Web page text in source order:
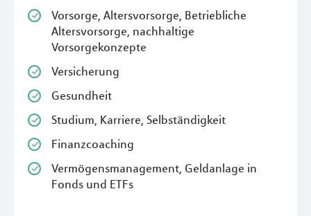
Vorsorge, Altersvorsorge, Betriebliche
Altersvorsorge, nachhaltige
Vorsorgekonzepte
Versicherung
Gesundheit
Studium, Karriere, Selbständigkeit
Finanzcoaching
Vermögensmanagement, Geldanlage in
Fonds und ETFs